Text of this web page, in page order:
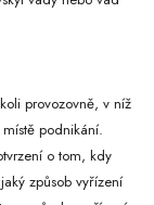
provozovně, v níž
podnikání.
o tom, kdy
způsob vyřízení